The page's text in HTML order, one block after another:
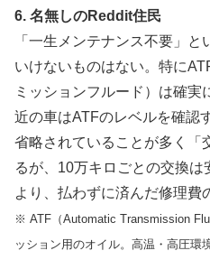
6. 名無しのReddit住民
「一生メンテナンス不要」
いけないものはない。特に
ミッションフルード）は確
近の車はATFのレベルを確認
省略されていることが多く「
るが、10万キロごとの交換は
より、払わずに済んだ修理費
※ ATF（Automatic Transmission
ッション用のオイル。高温・高圧環